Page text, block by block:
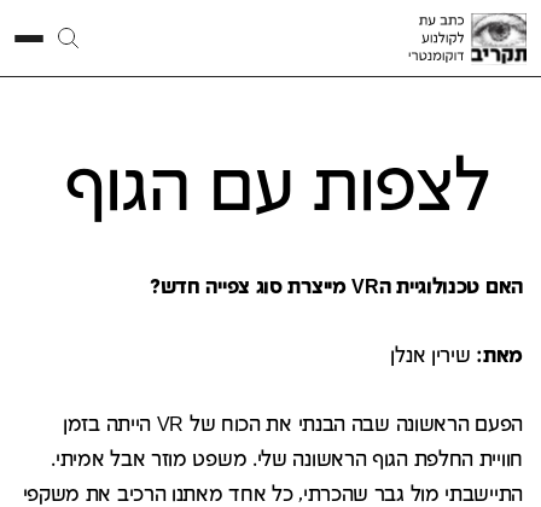
לצפות עם הגוף
האם טכנולוגיית הVR מייצרת סוג צפייה חדש?
מאת: שירין אנלן
הפעם הראשונה שבה הבנתי את הכוח של VR הייתה בזמן
חוויית החלפת הגוף הראשונה שלי. משפט מוזר אבל אמיתי.
התיישבתי מול גבר שהכרתי, כל אחד מאתנו הרכיב את משקפי